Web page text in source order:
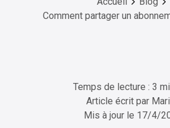
Comment partager un
Temps de lecture : 3
Article écrit par
Mis à jour le 17/4/